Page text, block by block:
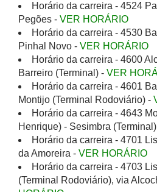
Horário da carreira - 4524
Pegões - VER HORÁRIO
Horário da carreira - 4530
Pinhal Novo - VER HORÁRIO
Horário da carreira - 4600
Barreiro (Terminal) - VER
Horário da carreira - 4601
Montijo (Terminal Rodoviário) -
Horário da carreira - 4643
Henrique) - Sesimbra
Horário da carreira - 4701
da Amoreira - VER HORÁRIO
Horário da carreira - 4703
(Terminal Rodoviário), via